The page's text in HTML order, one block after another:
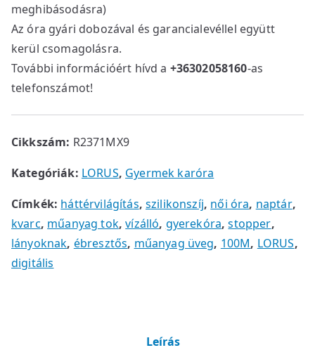
meghibásodásra)
Az óra gyári dobozával és garancialevéllel együtt
kerül csomagolásra.
További információért hívd a +36302058160-as
telefonszámot!
Cikkszám: R2371MX9
Kategóriák: LORUS, Gyermek karóra
Címkék: háttérvilágítás,szilikonszíj, női óra, naptár,
kvarc, műanyag tok,vízálló, gyerekóra,stopper,
lányoknak, ébresztős, műanyag üveg, 100M, LORUS,
digitális
Leírás